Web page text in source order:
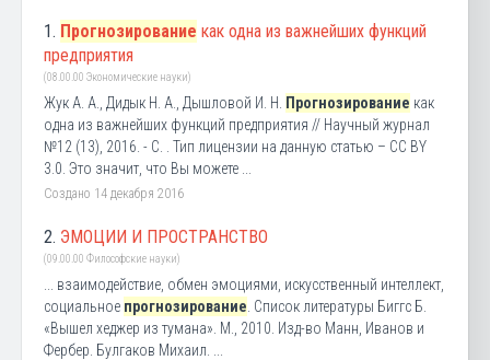
1. Прогнозирование как одна из важнейших функций
предприятия
(08.00.00 Экономические науки)
Жук А. А., Дидык Н. А., Дышловой И. Н. Прогнозирование как
одна из важнейших функций предприятия // Научный журнал
№12 (13), 2016. - С. . Тип лицензии на данную статью – CC BY
3.0. Это значит, что Вы можете ...
Создано 14 декабря 2016
2. ЭМОЦИИ И ПРОСТРАНСТВО
(09.00.00 Философские науки)
... взаимодействие, обмен эмоциями, искусственный интеллект,
социальное прогнозирование . Список литературы Биггс Б.
«Вышел хеджер из тумана». М., 2010. Изд-во Манн, Иванов и
Фербер. Булгаков Михаил. ...